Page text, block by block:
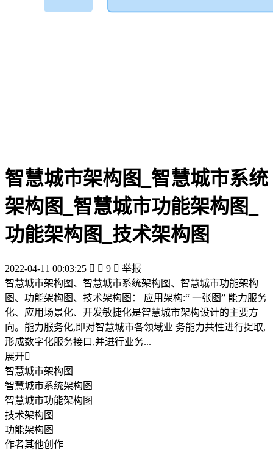
智慧城市架构图_智慧城市系统
架构图_智慧城市功能架构图_
功能架构图_技术架构图
2022-04-11 00:03:25   9  举报
智慧城市架构图、智慧城市系统架构图、智慧城市功能架构
图、功能架构图、技术架构图： 应用架构:“ 一张图” 能力服务
化、应用场景化、开发敏捷化是智慧城市架构设计的主要方
向。能力服务化,即对智慧城市各领域业 务能力共性进行提取,
形成数字化服务接口,并进行业务...
展开
智慧城市架构图
智慧城市系统架构图
智慧城市功能架构图
技术架构图
功能架构图
作者其他创作